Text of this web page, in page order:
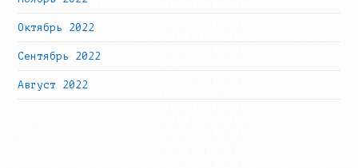
Октябрь 2022
Сентябрь 2022
Август 2022